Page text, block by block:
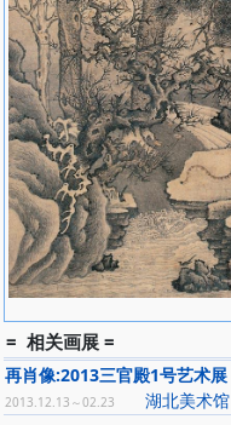
= 相关画展 =
再肖像:2013三官殿1号艺术展
2013.12.13～02.23 湖北美术馆